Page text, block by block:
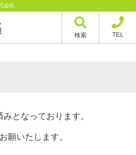
会社
検索 TEL
となっております。
願いたします。